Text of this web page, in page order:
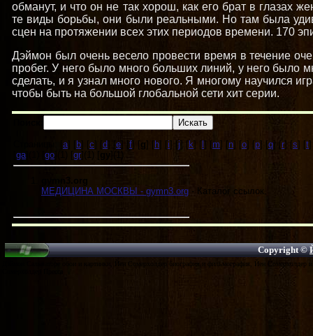
обманут, и что он не так хорош, как его брат в глазах
те виды борьбы, они были реальными. Но там была
сцен на протяжении всех этих периодов времени. 170
Дэймон был очень весело провести время в течение
пробег. У него было много больших линий, у него было
сделать, и я узнал много нового. Я многому научился
чтобы быть на большой глобальной сети хит серии.
a] [ b c d e f ] [g h ] [i] [ j] [ k] [ ] [ m] [ n] [o] [p ] [q ] [r ] [s] [t
ga](1) [ go gr gy
МЕДИЦИНА МОСКВЫ - gymn3.org - Каталог ссылок.
Copyright ©
Дэймон Сальваторе обои и картинки, Йен Сомерхолдер биография и фильмография, Йен